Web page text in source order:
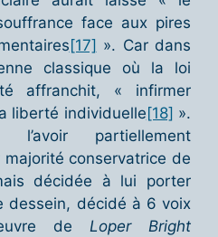
face aux pires
[17] ». Car dans
classique où la loi
affranchit, « infirmer
liberté individuelle [18] ».
partiellement
majorité conservatrice de
décidée à lui porter
dessein, décidé à 6 voix
de Loper Bright